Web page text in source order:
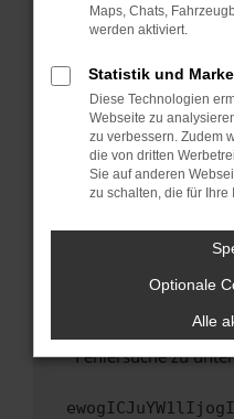
Probleme zu beheben.
Betriebssystem
sind.
Veraltete Software
Sicherheitsrisiko,
führen, dass
unterstützt werden.
Wende dich an
Wenn du alle oben
hast, kontaktiere
uns diesen Text
Fehlersuche zu
Maps, Chats,
werden aktiviert.
Statistik und
Diese Technologien
Webseite zu
zu verbessern. Zudem
die von dritten
Sie auf anderen
zu schalten, die für
Optionale
Alle